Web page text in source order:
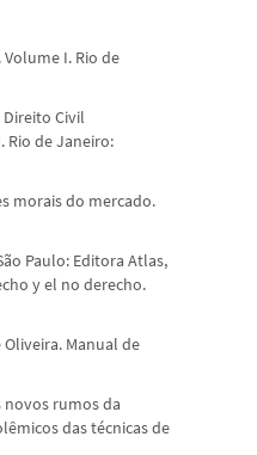
Volume I. Rio de
Civil
Rio de Janeiro:
morais do mercado.
Paulo: Editora Atlas,
y el no derecho.
Oliveira. Manual de
novos rumos da
das técnicas de